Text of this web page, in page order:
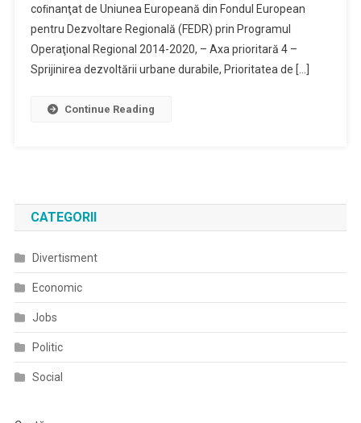
Proiectului
Deplasări
–
CAEX/Parc
Cod
coﬁnanţat de Uniunea Europeană din Fondul European
pentru Dezvoltare Regională (FEDR) prin Programul
Operaţional Regional 2014-2020, – Axa prioritară 4 –
Sprijinirea dezvoltării urbane durabile, Prioritatea de […]
Continue Reading
CATEGORII
Divertisment
Economic
Jobs
Politic
Social